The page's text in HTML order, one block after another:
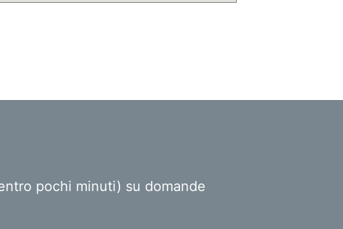
pochi minuti) su domande